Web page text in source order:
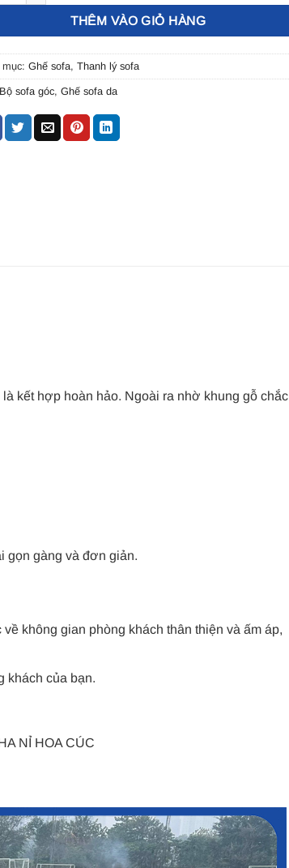
THÊM VÀO GIỎ HÀNG
mục: Ghế sofa, Thanh lý sofa
Bộ sofa góc, Ghế sofa da
kết hợp hoàn hảo. Ngoài ra nhờ khung gỗ chắc
gọn gàng và đơn giản.
không gian phòng khách thân thiện và ấm áp,
khách của bạn.
NỈ HOA CÚC